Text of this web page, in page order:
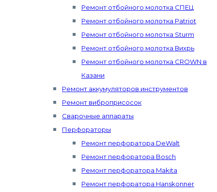
Ремонт отбойного молотка СПЕЦ
Ремонт отбойного молотка Patriot
Ремонт отбойного молотка Sturm
Ремонт отбойного молотка Вихрь
Ремонт отбойного молотка CROWN в
Казани
Ремонт аккумуляторов инструментов
Ремонт виброприсосок
Сварочные аппараты
Перфораторы
Ремонт перфоратора DeWalt
Ремонт перфоратора Bosch
Ремонт перфоратора Makita
Ремонт перфоратора Hanskonner